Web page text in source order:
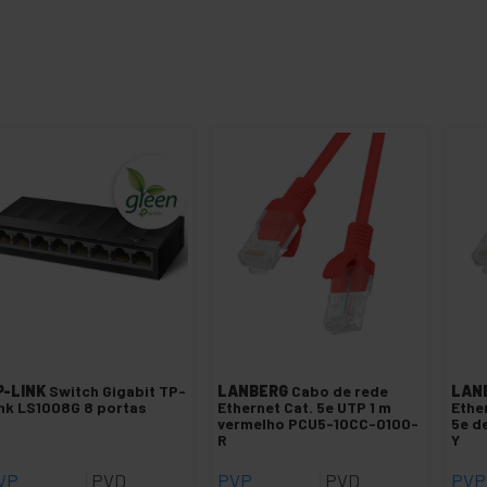
LINK Switch Gigabit TP-
LS1008G 8 portas
PVD
LANBERG Cabo de rede
Ethernet Cat. 5e UTP 1 m
vermelho PCU5-10CC-0100-
R
PVP PVD
5e
Y
PVP